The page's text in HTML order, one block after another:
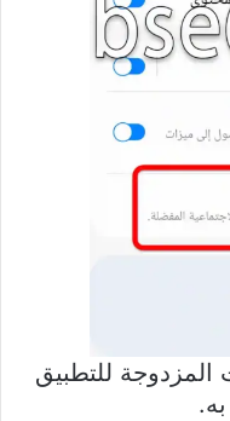
المزدوجة للتطبيق